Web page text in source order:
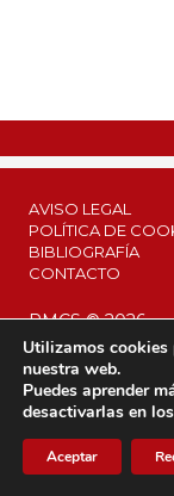
AVISO LEGAL
POLÍTICA DE
BIBLIOGRAFÍA
CONTACTO
RMCS © 2026
Utilizamos cookies
nuestra web.
Puedes aprender
desactivarlas en los
Aceptar